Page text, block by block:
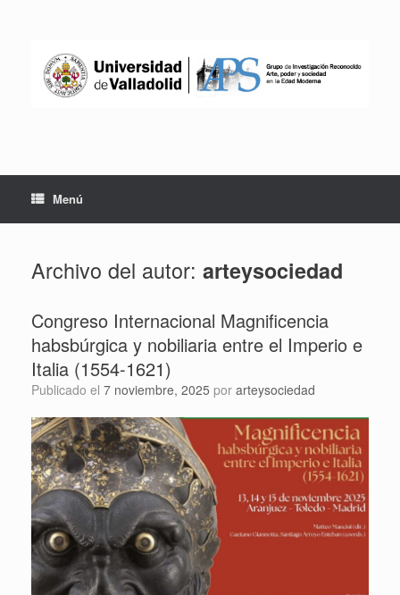
Menú
Archivo del autor: arteysociedad
Congreso Internacional Magnificencia
habsbúrgica y nobiliaria entre el Imperio e
Italia (1554-1621)
Publicado el 7 noviembre, 2025 por arteysociedad